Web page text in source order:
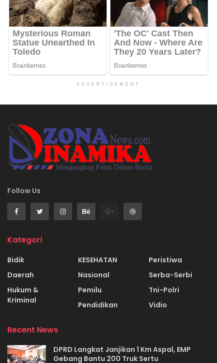
ADVERTISEMENT
Follow Us
Kategori
Bidik
Daerah
Hukum &
Kriminal
KESEHATAN
Nasional
Pemilu
Pendidikan
Peristiwa
Serba-Serbi
Tni-Polri
Vidio
Recent News
DPRD Langkat Janjikan 1 Km Aspal, EMP
Gebang Bantu 200 Truk Sertu